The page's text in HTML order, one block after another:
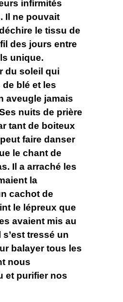
infirmités
Il ne pouvait
le tissu de
des jours entre
unique.
du soleil qui
blé et les
aveugle jamais
nuits de prière
tant de boiteux
faire danser
le chant de
Il a arraché les
la
cachot de
le lépreux que
avaient mis au
tressé un
balayer tous les
nous
et purifier nos